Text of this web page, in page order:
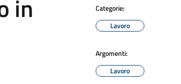
in
Categorie:
Lavoro
Argomenti:
Lavoro